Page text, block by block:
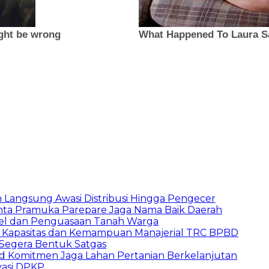
Awasi Distribusi Hingga Pengecer
Pramuka Parepare Jaga Nama Baik Daerah
dan Penguasaan Tanah Warga
dan Kemampuan Manajerial TRC BPBD
Bentuk Satgas
Komitmen Jaga Lahan Pertanian Berkelanjutan